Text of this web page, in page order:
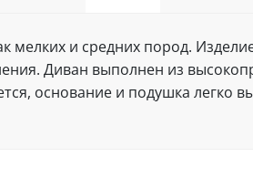
мелких и средних пород.
Диван выполнен из
основание и подушка легко